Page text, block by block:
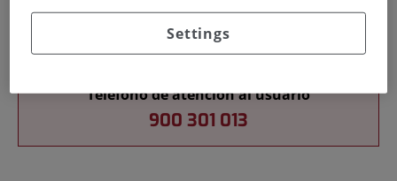
Teléfono de atención al usuario
900 301 013
Settings